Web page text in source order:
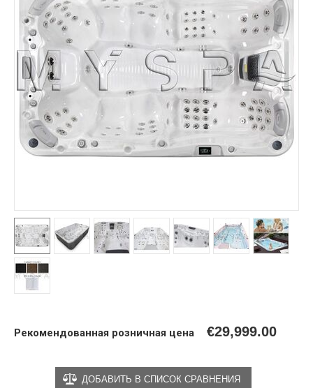
Рекомендованная розничная цена €29,999.00
ДОБАВИТЬ В СПИСОК СРАВНЕНИЯ